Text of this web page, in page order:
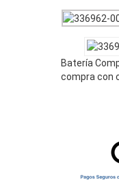
Batería
compra con